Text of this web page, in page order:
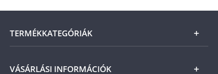
TERMÉKKATEGÓRIÁK
Arany
VÁSÁRLÁSI INFORMÁCIÓK